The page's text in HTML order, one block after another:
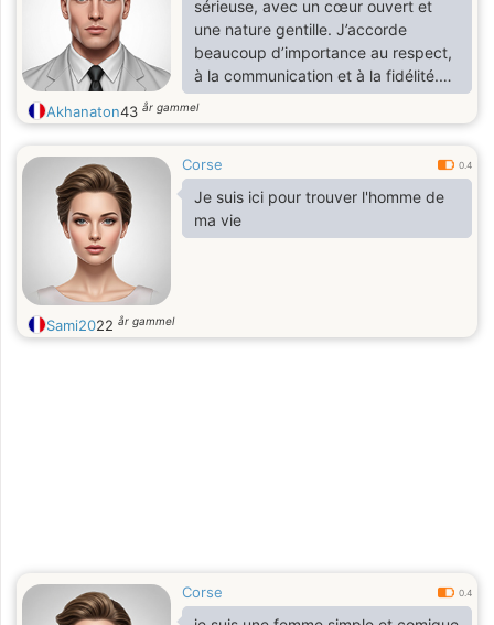
sérieuse, avec un cœur ouvert et
une nature gentille. J’accorde
beaucoup d’importance au respect,
à la communication et à la fidélité.
Je cherche une relation authentique,
basée sur la confiance, la complicité
honnête, attentionné et prêt à
construire quelque chose de beau à
deux, alors faisons connaissance.
Akhanaton43 år gammel
Corse 0.4
Je suis ici pour trouver l'homme de
ma vie
Sami2022 år gammel
Corse 0.4